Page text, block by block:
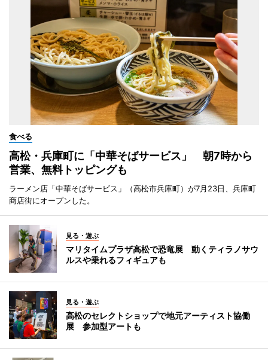
食べる
高松・兵庫町に「中華そばサービス」 朝7時から
営業、無料トッピングも
ラーメン店「中華そばサービス」（高松市兵庫町）が7月23日、兵庫町
商店街にオープンした。
見る・遊ぶ
マリタイムプラザ高松で恐竜展 動くティラノサウ
ルスや乗れるフィギュアも
見る・遊ぶ
高松のセレクトショップで地元アーティスト協働
展 参加型アートも